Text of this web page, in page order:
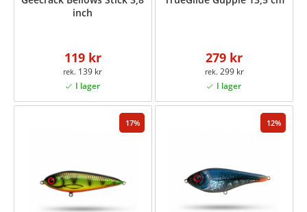
inch
119 kr
139 kr
279 kr
299 kr
17 12